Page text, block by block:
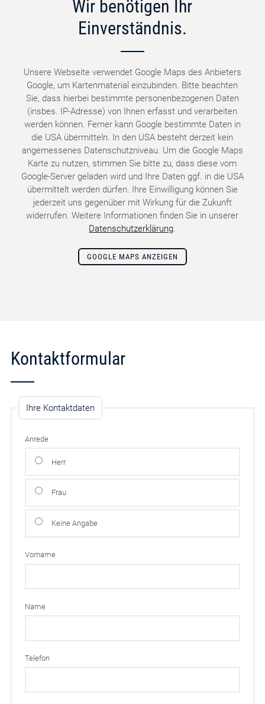
Wir benötigen Ihr
Einverständnis.
Unsere Webseite verwendet Google Maps des Anbieters
Google, um Kartenmaterial einzubinden. Bitte beachten
Sie, dass hierbei bestimmte personenbezogenen Daten
(insbes. IP-Adresse) von Ihnen erfasst und verarbeiten
werden können. Ferner kann Google bestimmte Daten in
die USA übermitteln. In den USA besteht derzeit kein
angemessenes Datenschutzniveau. Um die Google Maps
Karte zu nutzen, stimmen Sie bitte zu, dass diese vom
Google-Server geladen wird und Ihre Daten ggf. in die USA
übermittelt werden dürfen. Ihre Einwilligung können Sie
jederzeit uns gegenüber mit Wirkung für die Zukunft
widerrufen. Weitere Informationen finden Sie in unserer
Datenschutzerklärung
GOOGLE MAPS ANZEIGEN
Kontaktformular
Ihre Kontaktdaten
Anrede
Herr
Frau
Keine Angabe
Vorname
Name
Telefon